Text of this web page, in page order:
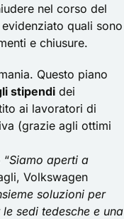
nel corso del
quali sono
e chiusure.
Questo piano
stipendi dei
ai lavoratori di
(grazie agli ottimi
“Siamo aperti a
Volkswagen
soluzioni per
sedi tedesche e una